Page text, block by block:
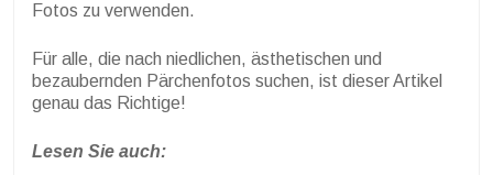
Fotos zu verwenden.
Für alle, die nach niedlichen, ästhetischen und
bezaubernden Pärchenfotos suchen, ist dieser Artikel
genau das Richtige!
Lesen Sie auch: